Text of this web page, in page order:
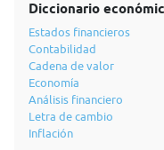
Diccionario
Estados financieros
Contabilidad
Cadena de valor
Economía
Análisis financiero
Letra de cambio
Inflación